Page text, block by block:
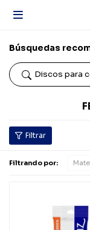

Búsquedas
Discos para
Filtrando por: